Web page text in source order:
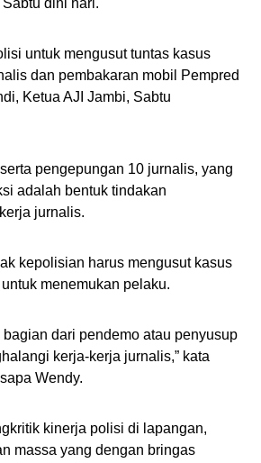
dini hari.
untuk mengusut tuntas kasus
dan pembakaran mobil Pempred
Ketua AJI Jambi, Sabtu
pengepungan 10 jurnalis, yang
adalah bentuk tindakan
jurnalis.
kepolisian harus mengusut kasus
menemukan pelaku.
dari pendemo atau penyusup
kerja-kerja jurnalis,” kata
Wendy.
kinerja polisi di lapangan,
massa yang dengan bringas